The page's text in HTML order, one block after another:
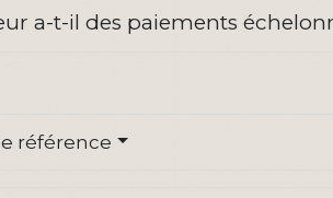
a-t-il des paiements
référence